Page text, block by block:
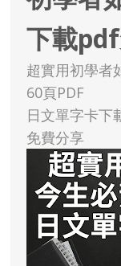
下載
超實用初學者
60頁PDF
日文單字卡下
免費分享